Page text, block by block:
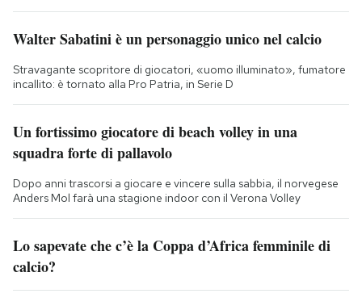
Walter Sabatini è un personaggio unico nel calcio
Stravagante scopritore di giocatori, «uomo illuminato», fumatore
incallito: è tornato alla Pro Patria, in Serie D
Un fortissimo giocatore di beach volley in una
squadra forte di pallavolo
Dopo anni trascorsi a giocare e vincere sulla sabbia, il norvegese
Anders Mol farà una stagione indoor con il Verona Volley
Lo sapevate che c’è la Coppa d’Africa femminile di
calcio?